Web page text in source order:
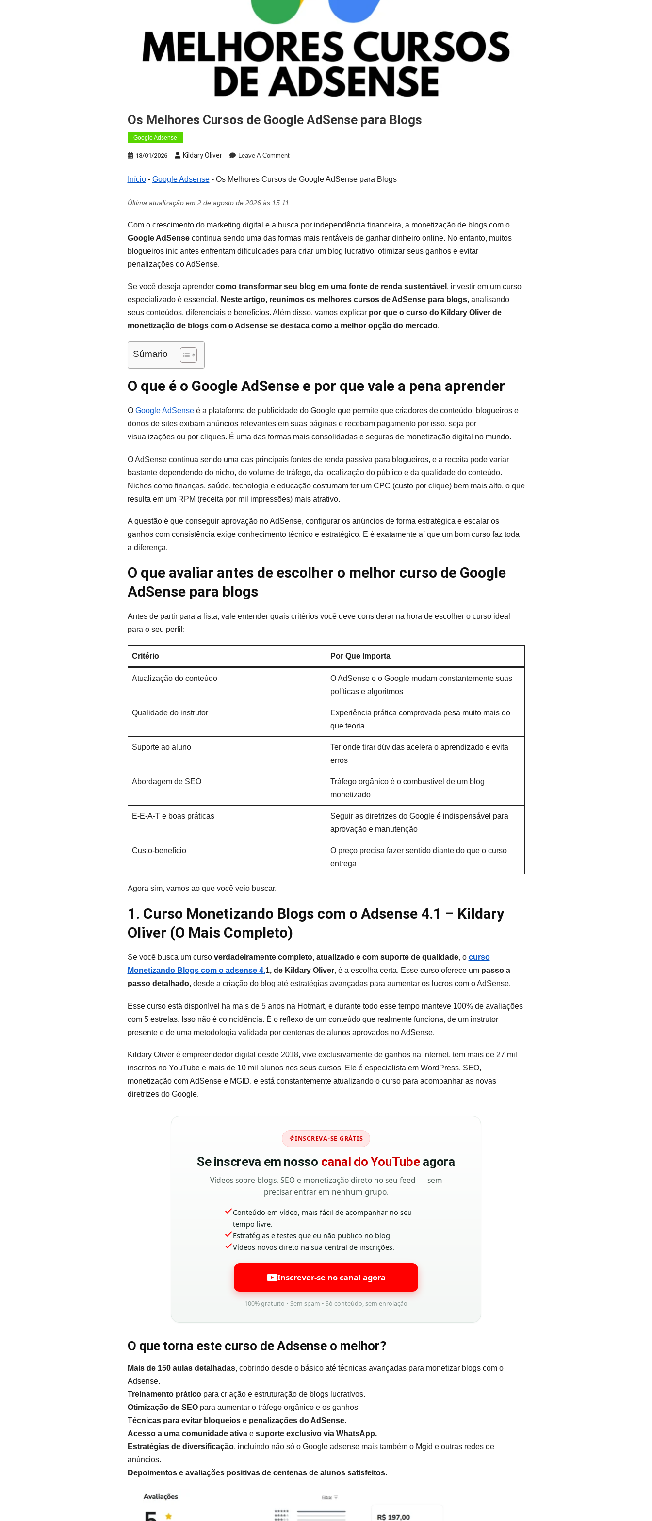
Os Melhores Cursos de Google AdSense para Blogs
Google Adsense
18/01/2026 Kildary Oliver Leave A CommentOn
Melhores
Google
Para
Blogs
Início- Google Adsense- Os Melhores Cursos de Google AdSense para Blogs
Última atualização em 2 de agosto de 2026 às 15:11
Com o crescimento do marketing digital e a busca por independência financeira, a monetização de blogs com o
Google AdSensecontinua sendo uma das formas mais rentáveis de ganhar dinheiro online. No entanto, muitos
blogueiros iniciantes enfrentam dificuldades para criar um blog lucrativo, otimizar seus ganhos e evitar
penalizações do AdSense.
Se você deseja aprender como transformar seu blog em uma fonte de renda sustentável , investir em um curso
especializado é essencial. Neste artigo, reunimos os melhores cursos de AdSense para blogs, analisando
seus conteúdos, diferenciais e benefícios. Além disso, vamos explicar por que o curso do Kildary Oliver de
monetização de blogs com o Adsense se destaca como a melhor opção do mercado.
Súmario
O que é o Google AdSense e por que vale a pena aprender
O Google AdSenseé a plataforma de publicidade do Google que permite que criadores de conteúdo, blogueiros e
donos de sites exibam anúncios relevantes em suas páginas e recebam pagamento por isso, seja por
visualizações ou por cliques. É uma das formas mais consolidadas e seguras de monetização digital no mundo.
O AdSense continua sendo uma das principais fontes de renda passiva para blogueiros, e a receita pode variar
bastante dependendo do nicho, do volume de tráfego, da localização do público e da qualidade do conteúdo.
Nichos como finanças, saúde, tecnologia e educação costumam ter um CPC (custo por clique) bem mais alto, o que
resulta em um RPM (receita por mil impressões) mais atrativo.
A questão é que conseguir aprovação no AdSense, configurar os anúncios de forma estratégica e escalar os
ganhos com consistência exige conhecimento técnico e estratégico. E é exatamente aí que um bom curso faz toda
a diferença.
O que avaliar antes de escolher o melhor curso de Google
AdSense para blogs
Antes de partir para a lista, vale entender quais critérios você deve considerar na hora de escolher o curso ideal
para o seu perfil:
Critério Por Que Importa
Atualização do conteúdo
O AdSense e o Google mudam constantemente suas
políticas e algoritmos
Qualidade do instrutor
Experiência prática comprovada pesa muito mais do
que teoria
Suporte ao aluno
Ter onde tirar dúvidas acelera o aprendizado e evita
erros
Abordagem de SEO
Tráfego orgânico é o combustível de um blog
monetizado
E-E-A-T e boas práticas
Seguir as diretrizes do Google é indispensável para
aprovação e manutenção
Custo-benefício
O preço precisa fazer sentido diante do que o curso
entrega
Agora sim, vamos ao que você veio buscar.
1. Curso Monetizando Blogs com o Adsense 4.1 – Kildary
Oliver (O Mais Completo)
Se você busca um curso verdadeiramente completo, atualizado e com suporte de qualidade, o curso
Monetizando Blogs com o adsense 4.1, de Kildary Oliver, é a escolha certa. Esse curso oferece um passo a
passo detalhado, desde a criação do blog até estratégias avançadas para aumentar os lucros com o AdSense.
Esse curso está disponível há mais de 5 anos na Hotmart, e durante todo esse tempo manteve 100% de avaliações
com 5 estrelas. Isso não é coincidência. É o reflexo de um conteúdo que realmente funciona, de um instrutor
presente e de uma metodologia validada por centenas de alunos aprovados no AdSense.
Kildary Oliver é empreendedor digital desde 2018, vive exclusivamente de ganhos na internet, tem mais de 27 mil
inscritos no YouTube e mais de 10 mil alunos nos seus cursos. Ele é especialista em WordPress, SEO,
monetização com AdSense e MGID, e está constantemente atualizando o curso para acompanhar as novas
diretrizes do Google.
INSCREVA-SE GRÁTIS
Se inscreva em nosso canal do YouTubeagora
Vídeos sobre blogs, SEO e monetização direto no seu feed — sem
precisar entrar em nenhum grupo.
Conteúdo em vídeo, mais fácil de acompanhar no seu
tempo livre.
Estratégias e testes que eu não publico no blog.
Vídeos novos direto na sua central de inscrições.
Inscrever-se no canal agora
100% gratuito • Sem spam • Só conteúdo, sem enrolação
O que torna este curso de Adsense o melhor?
Mais de 150 aulas detalhadas, cobrindo desde o básico até técnicas avançadas para monetizar blogs com o
Adsense.
Treinamento práticopara criação e estruturação de blogs lucrativos.
Otimização de SEOpara aumentar o tráfego orgânico e os ganhos.
Técnicas para evitar bloqueios e penalizações do AdSense.
Acesso a uma comunidade ativae suporte exclusivo via WhatsApp.
Estratégias de diversificação, incluindo não só o Google adsense mais também o Mgid e outras redes de
anúncios.
Depoimentos e avaliações positivas de centenas de alunos satisfeitos.